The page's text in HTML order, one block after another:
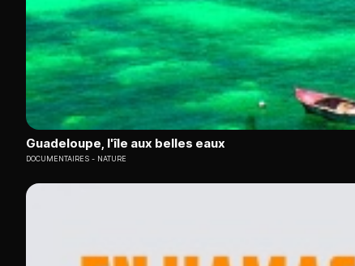
Guadeloupe, l'île aux belles eaux
DOCUMENTAIRES NATURE